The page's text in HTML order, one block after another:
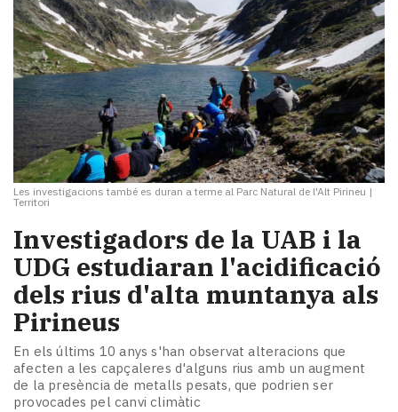
Les investigacions també es duran a terme al Parc Natural de l'Alt Pirineu |
Territori
Investigadors de la UAB i la
UDG estudiaran l'acidificació
dels rius d'alta muntanya als
Pirineus
En els últims 10 anys s'han observat alteracions que
afecten a les capçaleres d'alguns rius amb un augment
de la presència de metalls pesats, que podrien ser
provocades pel canvi climàtic